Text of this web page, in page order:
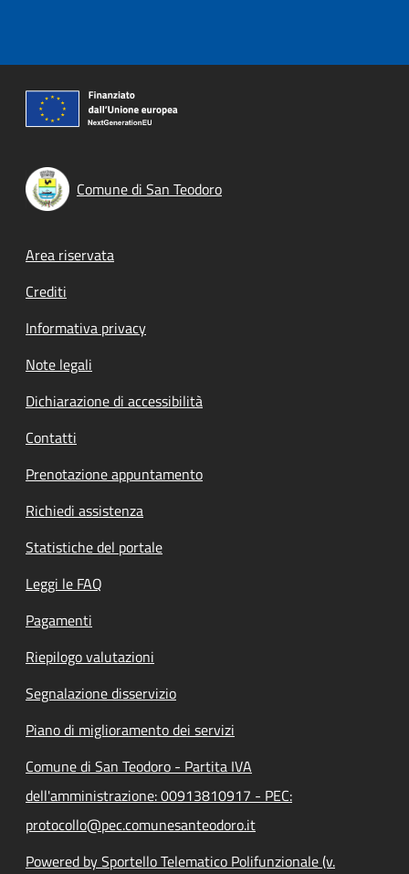
Comune di San Teodoro
Footer menu
Area riservata
Crediti
Informativa privacy
Note legali
Dichiarazione di accessibilità
Contatti
Prenotazione appuntamento
Richiedi assistenza
Statistiche del portale
Leggi le FAQ
Pagamenti
Riepilogo valutazioni
Segnalazione disservizio
Piano di miglioramento dei servizi
Comune di San Teodoro - Partita IVA
dell'amministrazione: 00913810917 - PEC:
protocollo@pec.comunesanteodoro.it
Powered by Sportello Telematico Polifunzionale (v.